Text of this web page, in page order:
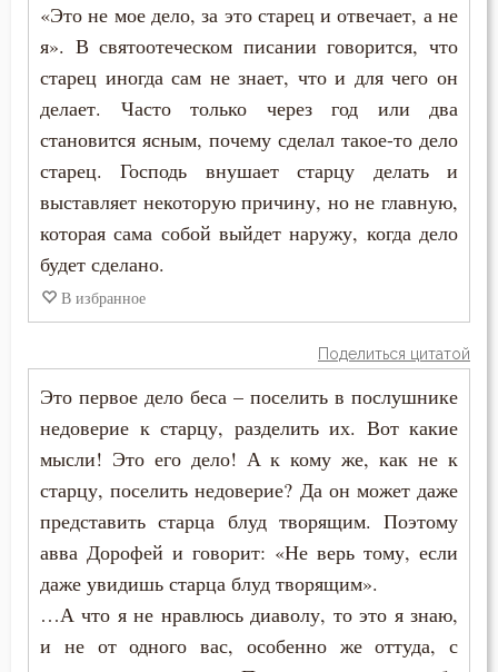
Исповедь
Исправление
Колдовство
Красота
Крестное знамение
Кротость
Лицемерие
Ложь
Любовь
Мир
Молитва
Монастырь
«Это не мое дело, за это старец и отвечает, а не
я». В святоотеческом писании говорится, что
старец иногда сам не знает, что и для чего он
делает. Часто только через год или два
становится ясным, почему сделал такое-то дело
старец. Господь внушает старцу делать и
выставляет некоторую причину, но не главную,
которая сама собой выйдет наружу, когда дело
будет сделано.
В избранное
Поделиться цитатой
Это первое дело беса – поселить в послушнике
недоверие к старцу, разделить их. Вот какие
мысли! Это его дело! А к кому же, как не к
старцу, поселить недоверие? Да он может даже
представить старца блуд творящим. Поэтому
авва Дорофей и говорит: «Не верь тому, если
даже увидишь старца блуд творящим».
…А что я не нравлюсь диаволу, то это я знаю,
и не от одного вас, особенно же оттуда, с